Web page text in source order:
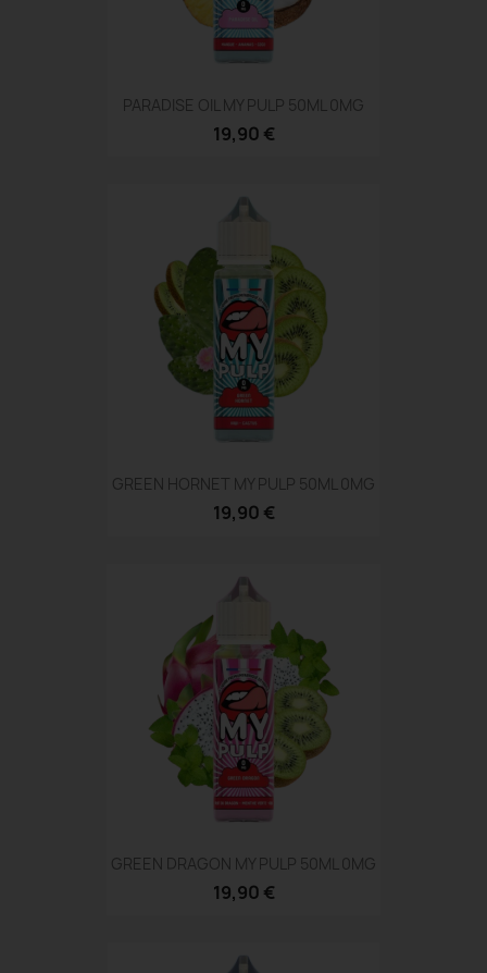
PARADISE OIL MY PULP 50ML 0MG
19,90 €
GREEN HORNET MY PULP 50ML 0MG
19,90 €
GREEN DRAGON MY PULP 50ML 0MG
19,90 €